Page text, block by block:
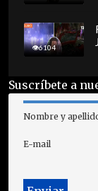
6104
Suscríbete a
Nombre y
E-mail